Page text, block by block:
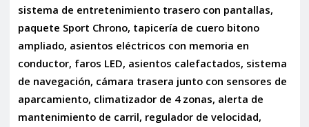
sistema de entretenimiento trasero con pantallas,
paquete Sport Chrono, tapicería de cuero bitono
ampliado, asientos eléctricos con memoria en
conductor, faros LED, asientos calefactados, sistema
de navegación, cámara trasera junto con sensores de
aparcamiento, climatizador de 4 zonas, alerta de
mantenimiento de carril, regulador de velocidad,